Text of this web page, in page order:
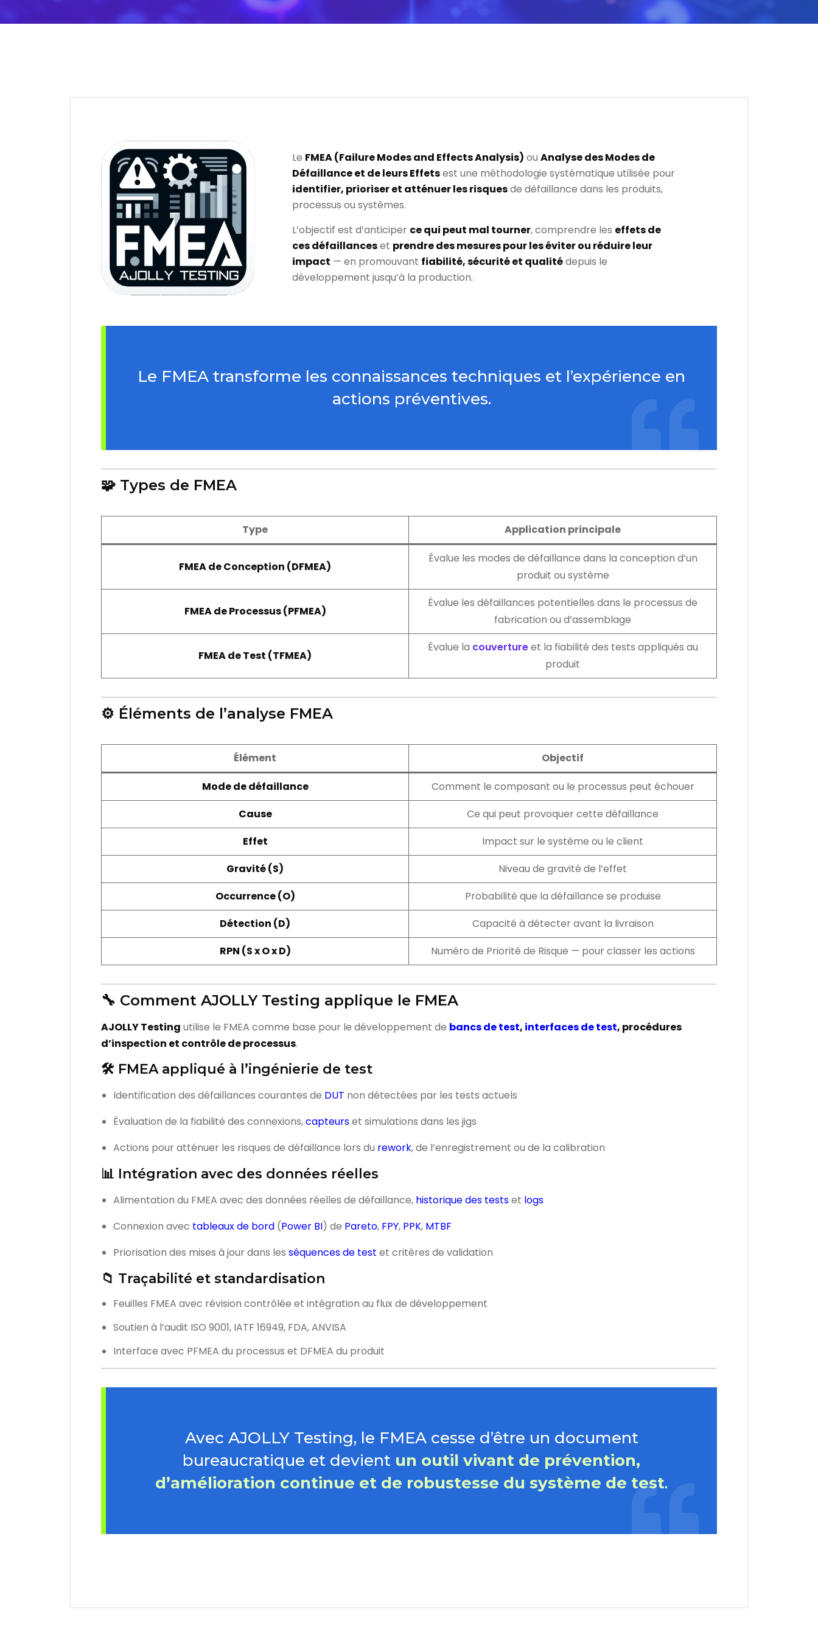
Le FMEA (Failure Modes and Effects Analysis) ou Analyse des Modes de
Défaillance et de leurs Effetsest une méthodologie systématique utilisée pour
identifier, prioriser et atténuer les risquesde défaillance dans les produits,
processus ou systèmes.
L’objectif est d’anticiper ce qui peut mal tourner, comprendre les effets de
ces défaillanceset prendre des mesures pour les éviter ou réduire leur
impact — en promouvant fiabilité, sécurité et qualitédepuis le
développement jusqu’à la production.
Le FMEA transforme les connaissances techniques et l’expérience en
actions préventives.
🧩 Types de FMEA
Type Application principale
FMEA de Conception (DFMEA)
Évalue les modes de défaillance dans la conception d’un
produit ou système
FMEA de Processus (PFMEA)
Évalue les défaillances potentielles dans le processus de
fabrication ou d’assemblage
FMEA de Test (TFMEA)
Évalue la couvertureet la fiabilité des tests appliqués au
produit
⚙️ Éléments de l’analyse FMEA
Élément Objectif
Mode de défaillance
Comment le composant ou le processus peut échouer
Cause
Ce qui peut provoquer cette défaillance
Effet
Impact sur le système ou le client
Gravité (S)
Niveau de gravité de l’effet
Occurrence (O)
Probabilité que la défaillance se produise
Détection (D)
Capacité à détecter avant la livraison
RPN (S x O x D)
Numéro de Priorité de Risque — pour classer les actions
🔧 Comment AJOLLY Testing applique le FMEA
AJOLLY Testing utilise le FMEA comme base pour le développement de bancs de test, interfaces de test, procédures
d’inspection et contrôle de processus.
🛠️ FMEA appliqué à l’ingénierie de test
Identification des défaillances courantes de DUT non détectées par les tests actuels
Évaluation de la fiabilité des connexions,capteurset simulations dans les jigs
Actions pour atténuer les risques de défaillance lors du rework, de l’enregistrement ou de la calibration
📊 Intégration avec des données réelles
Alimentation du FMEA avec des données réelles de défaillance, historique des testset logs
Connexion avec tableaux de bord (Power BI) de Pareto, FPY, PPK, MTBF
Priorisation des mises à jour dans les séquences de test et critères de validation
📁 Traçabilité et standardisation
Feuilles FMEA avec révision contrôlée et intégration au flux de développement
Soutien à l’audit ISO 9001, IATF 16949, FDA, ANVISA
Interface avec PFMEA du processus et DFMEA du produit
Avec AJOLLY Testing, le FMEA cesse d’être un document
bureaucratique et devient un outil vivant de prévention,
d’amélioration continue et de robustesse du système de test.